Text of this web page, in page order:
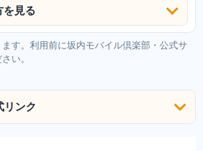
を見る
す。利用前に坂内モバイル倶楽部・公式サ
い。
リンク